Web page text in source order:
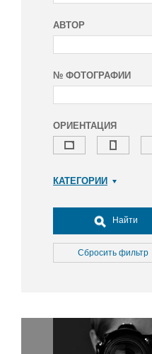
АВТОР
№ ФОТОГРАФИИ
ОРИЕНТАЦИЯ
КАТЕГОРИИ
Досуг, туризм и отдых
Культура
Медицина
Окружающая среда
Политика
Найти
Сбросить фильтр